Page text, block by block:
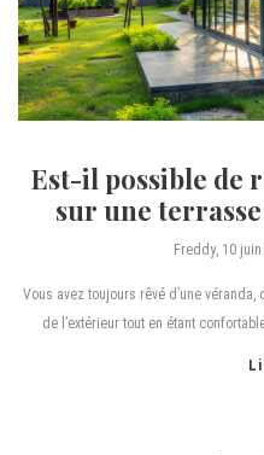
Est-il possible de
sur une
by
Freddy 10
Vous avez toujours rêvé d’une
de l’extérieur tout en étant